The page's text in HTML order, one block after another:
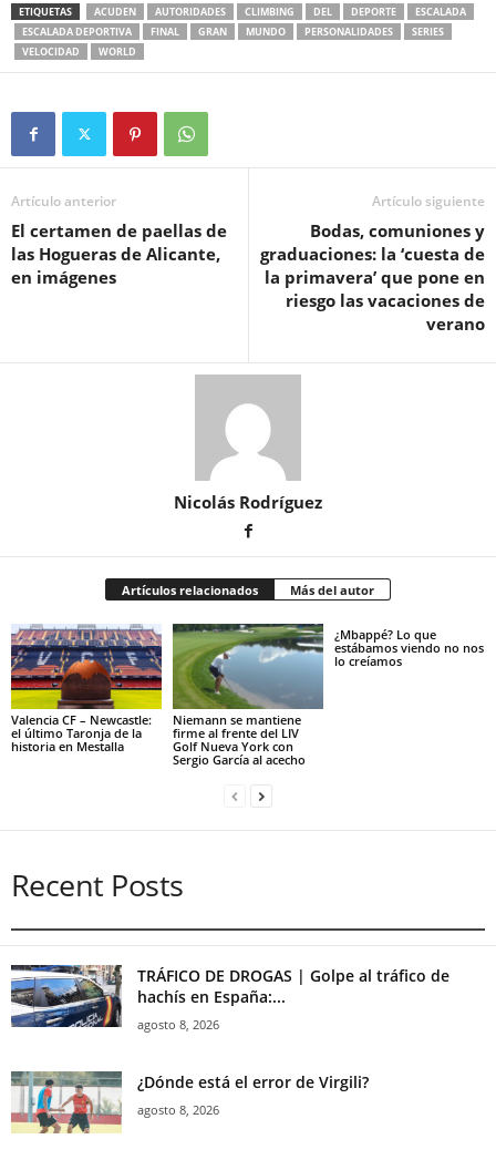
ETIQUETAS ACUDEN AUTORIDADES CLIMBING DEL DEPORTE
ESCALADA
ESCALADA DEPORTIVA
FINAL GRAN MUNDO PERSONALIDADES
SERIES
VELOCIDAD
WORLD
Artículo anterior
El certamen de paellas de
las Hogueras de Alicante,
en imágenes
Artículo siguiente
Bodas, comuniones y
graduaciones: la ‘cuesta de
la primavera’ que pone en
riesgo las vacaciones de
verano
Nicolás Rodríguez
Artículos relacionados Más del autor
Valencia CF – Newcastle:
el último Taronja de la
historia en Mestalla
Niemann se mantiene
firme al frente del LIV
Golf Nueva York con
Sergio García al acecho
¿Mbappé? Lo que
estábamos viendo no nos
lo creíamos
Recent Posts
TRÁFICO DE DROGAS | Golpe al tráfico de
hachís en España:...
agosto 8, 2026
¿Dónde está el error de Virgili?
agosto 8, 2026